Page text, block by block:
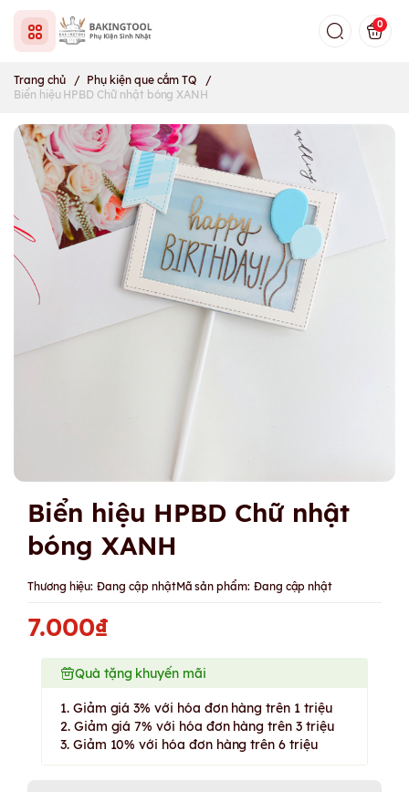
0
Trang chủ / Phụ kiện que cắm TQ
/
Biển hiệu HPBD Chữ nhật bóng XANH
Biển hiệu HPBD Chữ nhật
bóng XANH
Thương hiệu: Đang cập nhậtMã sản phẩm: Đang cập nhật
7.000₫
Quà tặng khuyến mãi
1. Giảm giá 3% với hóa đơn hàng trên 1 triệu
2. Giảm giá 7% với hóa đơn hàng trên 3 triệu
3. Giảm 10% với hóa đơn hàng trên 6 triệu